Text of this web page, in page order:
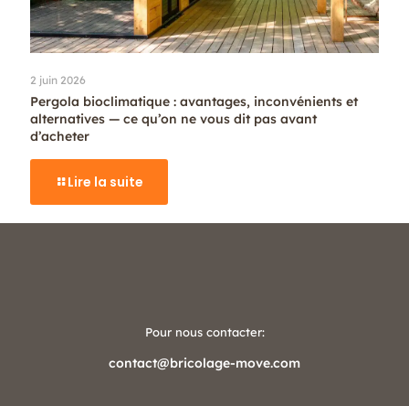
2 juin 2026
Pergola bioclimatique : avantages, inconvénients et
alternatives — ce qu’on ne vous dit pas avant
d’acheter
Lire la suite
Pour nous contacter:
contact@bricolage-move.com